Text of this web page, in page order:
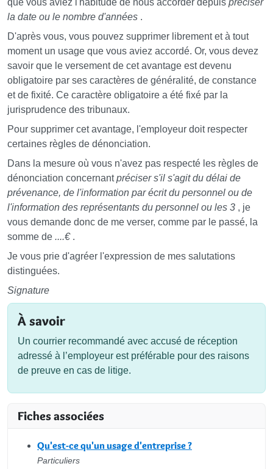
que vous aviez l'habitude de nous accorder depuis préciser
la date ou le nombre d'années .
D'après vous, vous pouvez supprimer librement et à tout
moment un usage que vous aviez accordé. Or, vous devez
savoir que le versement de cet avantage est devenu
obligatoire par ses caractères de généralité, de constance
et de fixité. Ce caractère obligatoire a été fixé par la
jurisprudence des tribunaux.
Pour supprimer cet avantage, l'employeur doit respecter
certaines règles de dénonciation.
Dans la mesure où vous n'avez pas respecté les règles de
dénonciation concernant préciser s'il s'agit du délai de
prévenance, de l'information par écrit du personnel ou de
l'information des représentants du personnel ou les 3 , je
vous demande donc de me verser, comme par le passé, la
somme de ....€ .
Je vous prie d'agréer l'expression de mes salutations
distinguées.
Signature
À savoir
Un courrier recommandé avec accusé de réception
adressé à l’employeur est préférable pour des raisons
de preuve en cas de litige.
Fiches associées
Qu'est-ce qu'un usage d'entreprise ?
Particuliers